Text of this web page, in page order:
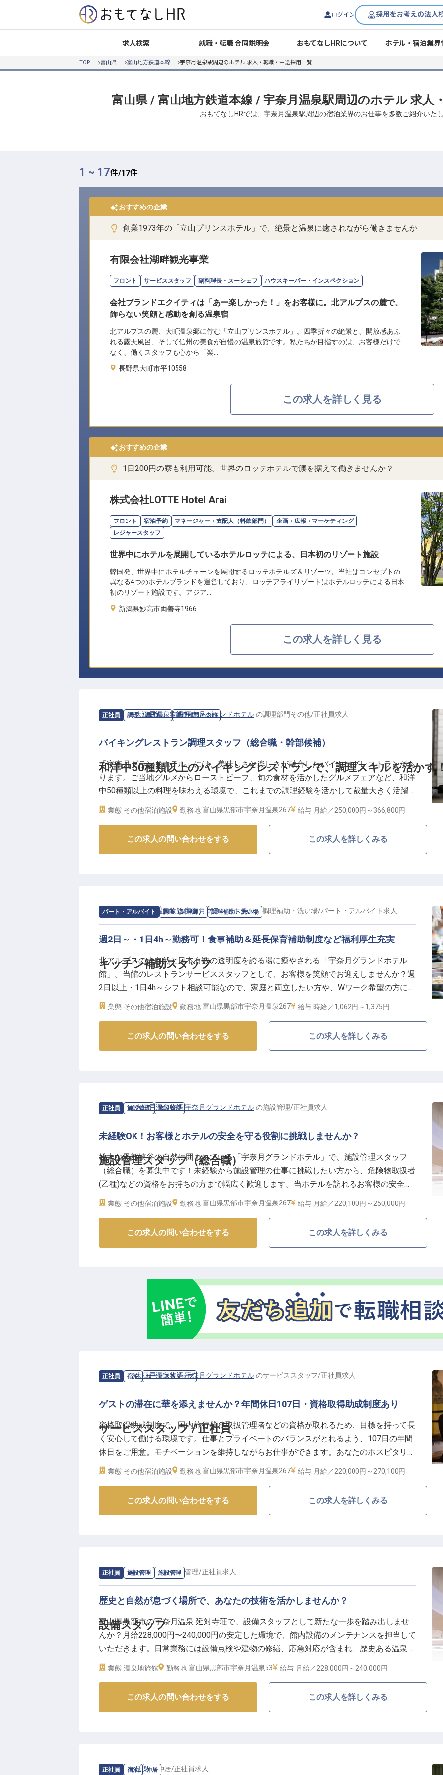
ログイン 採用をお考えの法人
求人検索 就職・転職 合同説明会 おもてなしHRについて ホテル・宿泊業界
TOP 富山県 富山地方鉄道本線 宇奈月温泉駅周辺のホテル 求人・転職・中途採用一覧
富山県 / 富山地方鉄道本線 / 宇奈月温泉駅周辺のホテル 求人
おもてなしHRでは、宇奈月温泉駅周辺の宿泊業界のお仕事を多数ご紹介いた
1 ~ 17件/17件
おすすめの企業
創業1973年の「立山プリンスホテル」で、絶景と温泉に癒されながら働きませんか
有限会社湖畔観光事業
フロント サービススタッフ 副料理長・スーシェフ ハウスキーパー・インスペクション
会社ブランドエクイティは「あー楽しかった！」をお客様に。北アルプスの麓で、
飾らない笑顔と感動を創る温泉宿
北アルプスの麓、大町温泉郷に佇む「立山プリンスホテル」。四季折々の絶景と、開放感あふ
れる露天風呂、そして信州の美食が自慢の温泉旅館です。私たちが目指すのは、お客様だけで
なく、働くスタッフも心から「楽…
長野県大町市平10558
この求人を詳しく見る
おすすめの企業
1日200円の寮も利用可能。世界のロッテホテルで腰を据えて働きませんか？
株式会社LOTTE Hotel Arai
フロント 宿泊予約 マネージャー・支配人（料飲部門）
企画・広報・マーケティング
レジャースタッフ
世界中にホテルを展開しているホテルロッテによる、日本初のリゾート施設
韓国発、世界中にホテルチェーンを展開するロッテホテルズ＆リゾーツ。当社はコンセプトの
異なる4つのホテルブランドを運営しており、ロッテアライリゾートはホテルロッテによる日本
初のリゾート施設です。アジア…
新潟県妙高市両善寺1966
この求人を詳しく見る
正社員 調理（調理師） 調理部門その他
和洋中50種類以上のバイキングレストランで、調理スキルを活かす
求人情報：大江戸温泉物語 宇奈月グランドホテルの調理部門その他/正社員求人
バイキングレストラン調理スタッフ（総合職・幹部候補）
「宇奈月グランドホテル」には、美味しさと楽しさが融合したバイキングレストランがあ
ります。ご当地グルメからローストビーフ、旬の食材を活かしたグルメフェアなど、和洋
中50種類以上の料理を味わえる環境で、これまでの調理経験を活かして裁量大きく活躍し
ませんか？多彩な料理ジャンルに携わりながら、幅広い調理スキルが身につきます。公休
8～9日・食事補助あり・従業員割引制度など、好環境も魅力です。※この求人は2024年4
業態 その他宿泊施設 勤務地 富山県黒部市宇奈月温泉267 給与 月給／250,000円～ 366,800円
この求人の問い合わせをする この求人を詳しくみる
パート・アルバイト 調理（調理師） 調理補助・洗い場
キッチン補助スタッフ
求人情報：大江戸温泉物語 宇奈月グランドホテルの調理補助・洗い場/パート・アルバイト求人
週2日～・1日4h～勤務可！食事補助＆延長保育補助制度など福利厚生充実
北アルプスの大自然と日本有数の透明度を誇る湯に癒やされる「宇奈月グランドホテル
館」。当館のレストランサービススタッフとして、お客様を笑顔でお迎えしませんか？週
2日以上・1日4h～シフト相談可能なので、家庭と両立したい方や、Wワーク希望の方にも
最適！また、アルバイトリーダー登用の場合時給100円アップで頑張りをしっかり評価し
ますし、正社員登用実績ありでゆくゆくは腰を据えて長く働ける環境です。※この求人は
業態 その他宿泊施設 勤務地 富山県黒部市宇奈月温泉267 給与 時給／1,062円～ 1,375円
この求人の問い合わせをする この求人を詳しくみる
正社員 施設管理 施設管理
施設管理スタッフ（総合職）
求人情報：大江戸温泉物語 宇奈月グランドホテルの施設管理/正社員求人
未経験OK！お客様とホテルの安全を守る役割に挑戦しませんか？
雄大な黒部峡谷の自然に囲まれている「宇奈月グランドホテル」で、施設管理スタッフ
（総合職）を募集中です！未経験から施設管理の仕事に挑戦したい方から、危険物取扱者
(乙種)などの資格をお持ちの方まで幅広く歓迎します。当ホテルを訪れるお客様の安全を
守るポジションです。公休8～9日・食事補助あり・資格取得支援制度など、働きやすい待
遇を整えています。新たな環境で成長したい方からも、ご応募お待ちしております。※こ
業態 その他宿泊施設 勤務地 富山県黒部市宇奈月温泉267 給与 月給／220,100円～ 250,000円
この求人の問い合わせをする この求人を詳しくみる
正社員 宿泊 サービススタッフ
サービススタッフ / 正社員
求人情報：大江戸温泉物語 宇奈月グランドホテルのサービススタッフ/正社員求人
ゲストの滞在に華を添えませんか？年間休日107日・資格取得助成制度あり
資格取得助成制度で、国内旅行業務取扱管理者などの資格が取れるため、目標を持って長
く安心して働ける環境です。仕事とプライベートのバランスがとれるよう、107日の年間
休日をご用意。モチベーションを維持しながらお仕事ができます。あなたのホスピタリテ
ィーでゲストの方々の滞在を彩り豊かなものへ誘ってください。月給220,000円以上、昇
給と年2回のボーナスで収入もキャリアもどちらも磨けますよ。※この求人は2022年9月26
業態 その他宿泊施設 勤務地 富山県黒部市宇奈月温泉267 給与 月給／220,000円～ 270,100円
この求人の問い合わせをする この求人を詳しくみる
正社員 施設管理 施設管理
設備スタッフ
求人情報：延対寺荘の施設管理/正社員求人
歴史と自然が息づく場所で、あなたの技術を活かしませんか？
富山県黒部市の宇奈月温泉 延対寺荘で、設備スタッフとして新たな一歩を踏み出しませ
んか？月給228,000円〜240,000円の安定した環境で、館内設備のメンテナンスを担当して
いただきます。日常業務には設備点検や建物の修繕、応急対応が含まれ、歴史ある温泉旅
館での貴重な経験が積めます。あなたの技術で訪れるお客様に安心と快適を提供してくだ
業態 温泉地旅館 勤務地 富山県黒部市宇奈月温泉53 給与 月給／228,000円～ 240,000円
この求人の問い合わせをする この求人を詳しくみる
正社員 宿泊 仲居
求人情報：延楽の仲居/正社員求人